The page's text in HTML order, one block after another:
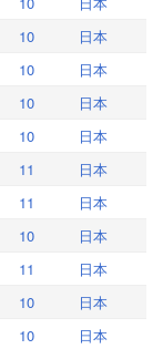
10
日本
10
日本
10
日本
10
日本
11
日本
11
日本
10
日本
11
日本
10
日本
10
日本